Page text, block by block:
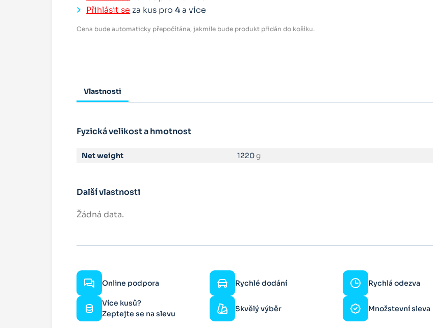
Přihlásit se za kus pro4a více
Cena bude automaticky přepočítána, jakmile bude produkt přidán do košíku.
Vlastnosti
Fyzická velikost a hmotnost
Net weight 1220g
Další vlastnosti
Žádná data.
Online podpora Rychlé dodání Rychlá odezva
Více kusů?
Zeptejte se na slevu
Skvělý výběr Množstevní sleva